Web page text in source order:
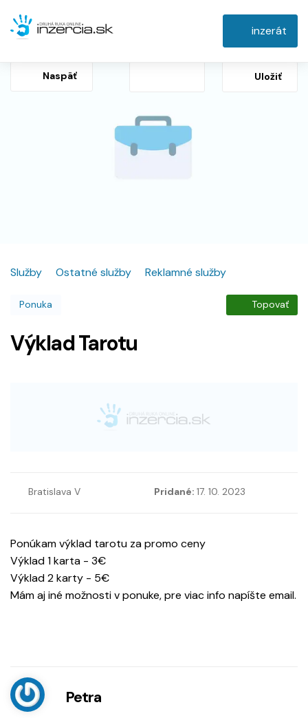
inzerát
Naspäť Uložiť
Služby Ostatné služby Reklamné služby
Ponuka Topovať
Výklad Tarotu
Bratislava V Pridané: 17. 10. 2023
Ponúkam výklad tarotu za promo ceny
Výklad 1 karta - 3€
Výklad 2 karty - 5€
Mám aj iné možnosti v ponuke, pre viac info napíšte email.
Petra